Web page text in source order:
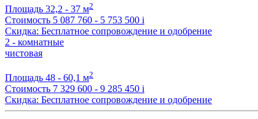
Площадь 32,2 - 37 м2
Стоимость 5 087 760 - 5 753 500 i
Скидка: Бесплатное сопровождение и одобрение
2 - комнатные
чистовая
Площадь 48 - 60,1 м2
Стоимость 7 329 600 - 9 285 450 i
Скидка: Бесплатное сопровождение и одобрение